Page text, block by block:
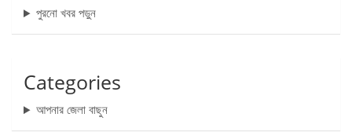
পুরনো খবর পড়ুন
Categories
আপনার জেলা বাছুন